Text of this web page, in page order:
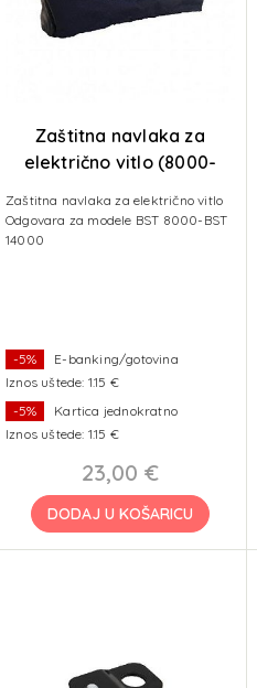
Zaštitna navlaka za
električno vitlo (8000-
Zaštitna navlaka za električno vitlo
Odgovara za modele BST 8000-BST
14000
-5%
E-banking/gotovina
Iznos uštede: 1.15 €
-5%
Kartica jednokratno
Iznos uštede: 1.15 €
23,00 €
DODAJ U KOŠARICU